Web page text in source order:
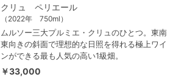
クリュ ペリエール
（2022年 750ml）
ムルソー三大プルミエ・クリュのひとつ。東南
東向きの斜面で理想的な日照を得れる極上ワイ
ンができる最も人気の高い1級畑。
￥33,000